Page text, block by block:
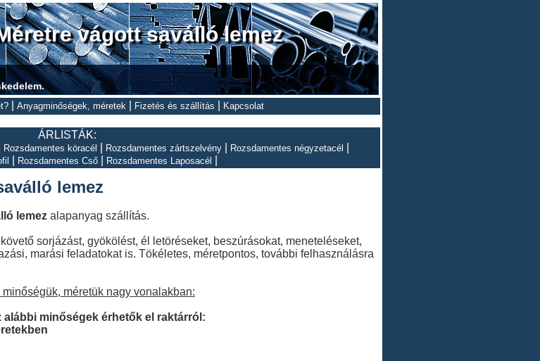
vágott saválló lemez
| Anyagminőségek, méretek Fizetés és szállítás Kapcsolat
ÁRLISTÁK:
Rozsdamentes köracél Rozsdamentes zártszelvény Rozsdamentes négyzetacél
Rozsdamentes Cső Rozsdamentes Laposacél
lemez
lemez alapanyag szállítás.
sorjázást, gyökölést, él letöréseket, beszúrásokat, meneteléseket,
marási feladatokat is. Tökéletes, méretpontos, további felhasználásra
méretük nagy vonalakban:
alábbi minőségek érhetők el raktárról: